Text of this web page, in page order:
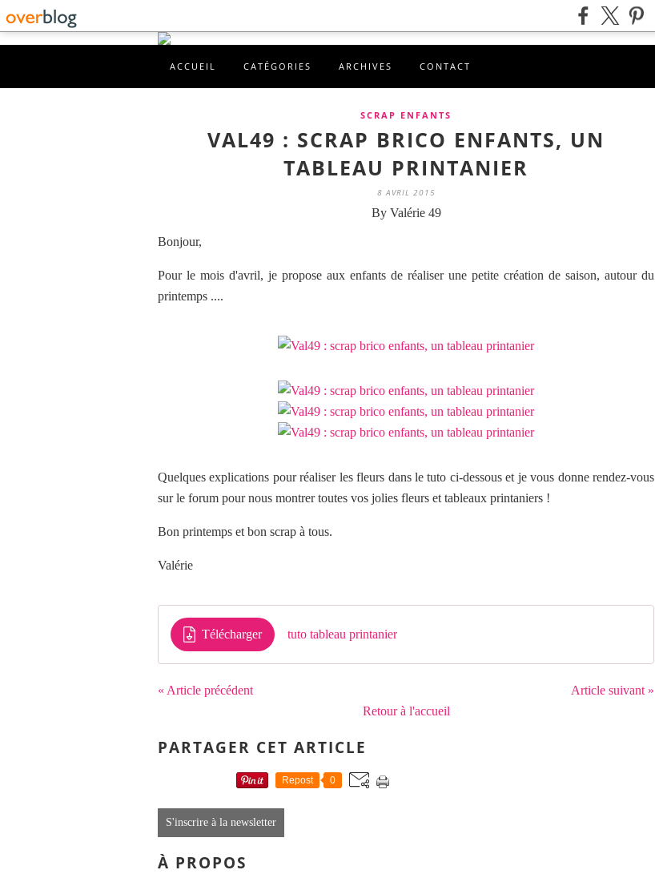
ACCUEIL CATÉGORIES ARCHIVES CONTACT
SCRAP ENFANTS
VAL49 : SCRAP BRICO ENFANTS, UN
TABLEAU PRINTANIER
8 AVRIL 2015
By Valérie 49
Bonjour,
Pour le mois d'avril, je propose aux enfants de réaliser une petite création de saison, autour du
printemps ....
Quelques explications pour réaliser les fleurs dans le tuto ci-dessous et je vous donne rendez-vous
sur le forum pour nous montrer toutes vos jolies fleurs et tableaux printaniers !
Bon printemps et bon scrap à tous.
Valérie
Télécharger tuto tableau printanier
« Article précédent
Article suivant »
Retour à l'accueil
PARTAGER CET ARTICLE
Repost 0
S'inscrire à la newsletter
À PROPOS